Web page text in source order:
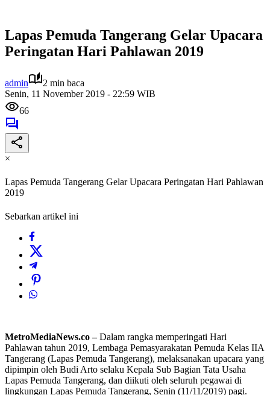
Lapas Pemuda Tangerang Gelar Upacara
Peringatan Hari Pahlawan 2019
admin
2 min baca
Senin, 11 November 2019 - 22:59 WIB
66
×
Lapas Pemuda Tangerang Gelar Upacara Peringatan Hari Pahlawan
2019
Sebarkan artikel ini
MetroMediaNews.co –Dalam rangka memperingati Hari
Pahlawan tahun 2019, Lembaga Pemasyarakatan Pemuda Kelas IIA
Tangerang (Lapas Pemuda Tangerang), melaksanakan upacara yang
dipimpin oleh Budi Arto selaku Kepala Sub Bagian Tata Usaha
Lapas Pemuda Tangerang, dan diikuti oleh seluruh pegawai di
lingkungan Lapas Pemuda Tangerang, Senin (11/11/2019) pagi.